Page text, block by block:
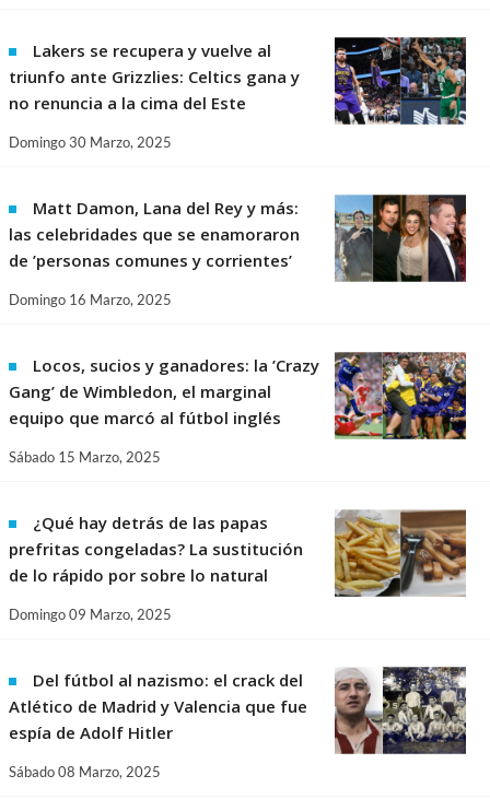
Lakers se recupera y vuelve al
triunfo ante Grizzlies: Celtics gana y
no renuncia a la cima del Este
Domingo 30 Marzo, 2025
Matt Damon, Lana del Rey y más:
las celebridades que se enamoraron
de ’personas comunes y corrientes’
Domingo 16 Marzo, 2025
Locos, sucios y ganadores: la ’Crazy
Gang’ de Wimbledon, el marginal
equipo que marcó al fútbol inglés
Sábado 15 Marzo, 2025
¿Qué hay detrás de las papas
prefritas congeladas? La sustitución
de lo rápido por sobre lo natural
Domingo 09 Marzo, 2025
Del fútbol al nazismo: el crack del
Atlético de Madrid y Valencia que fue
espía de Adolf Hitler
Sábado 08 Marzo, 2025